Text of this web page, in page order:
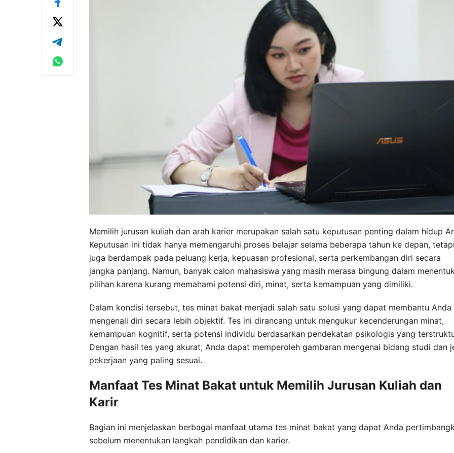
Memilih jurusan kuliah dan arah karier merupakan salah satu keputusan penting dalam hidup
Keputusan ini tidak hanya memengaruhi proses belajar selama beberapa tahun ke depan,
juga berdampak pada peluang kerja, kepuasan profesional, serta perkembangan diri secara
jangka panjang. Namun, banyak calon mahasiswa yang masih merasa bingung dalam
pilihan karena kurang memahami potensi diri, minat, serta kemampuan yang dimiliki.
Dalam kondisi tersebut, tes minat bakat menjadi salah satu solusi yang dapat membantu Anda
mengenali diri secara lebih objektif. Tes ini dirancang untuk mengukur kecenderungan minat,
kemampuan kognitif, serta potensi individu berdasarkan pendekatan psikologis yang
Dengan hasil tes yang akurat, Anda dapat memperoleh gambaran mengenai bidang studi dan
pekerjaan yang paling sesuai.
Manfaat Tes Minat Bakat untuk Memilih Jurusan Kuliah dan
Karir
Bagian ini menjelaskan berbagai manfaat utama tes minat bakat yang dapat Anda
sebelum menentukan langkah pendidikan dan karier.